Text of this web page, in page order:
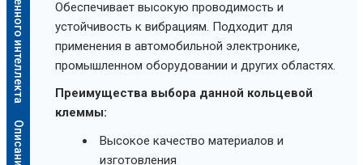
Обеспечивает высокую проводимость и
устойчивость к вибрациям. Подходит для
применения в автомобильной электронике,
промышленном оборудовании и других областях.
Преимущества выбора данной кольцевой
клеммы:
Высокое качество материалов и
изготовления